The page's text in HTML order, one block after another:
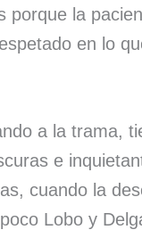
la
en lo
a la trama,
e
cuando la
Lobo y